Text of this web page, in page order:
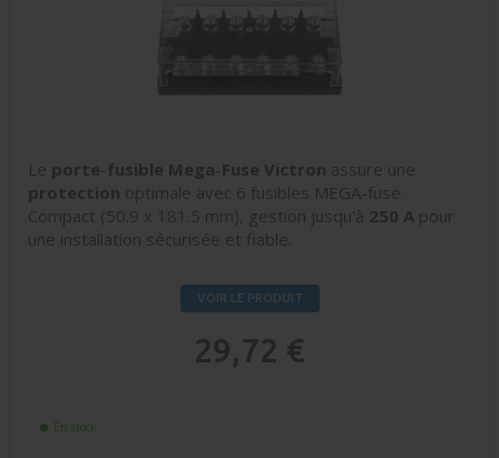
Le porte-fusible Mega-Fuse Victron assure une
protection optimale avec 6 fusibles MEGA-fuse.
Compact (50.9 x 181.5 mm), gestion jusqu'à 250 Apour
une installation sécurisée et fiable.
VOIR LE PRODUIT
29,72 €
En stock